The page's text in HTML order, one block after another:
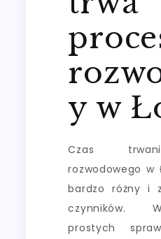
y w
Czas
rozwodowego w
bardzo różny i
czynników.
prostych